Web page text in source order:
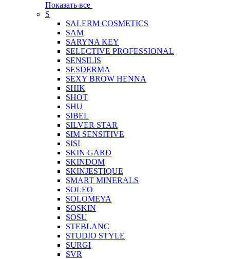
Показать все
S
SALERM COSMETICS
SAM
SARYNA KEY
SELECTIVE PROFESSIONAL
SENSILIS
SESDERMA
SEXY BROW HENNA
SHIK
SHOT
SHU
SIBEL
SILVER STAR
SIM SENSITIVE
SISI
SKIN GARD
SKINDOM
SKINJESTIQUE
SMART MINERALS
SOLEO
SOLOMEYA
SOSKIN
SOSU
STEBLANC
STUDIO STYLE
SURGI
SVR